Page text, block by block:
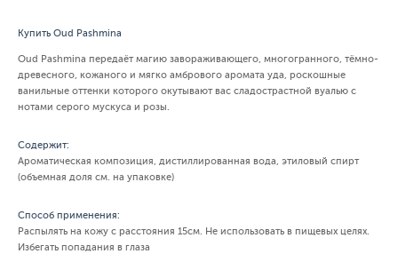
Купить Oud Pashmina
Oud Pashmina передаёт магию завораживающего, многогранного, тёмно-
древесного, кожаного и мягко амбрового аромата уда, роскошные
ванильные оттенки которого окутывают вас сладострастной вуалью с
нотами серого мускуса и розы.
Содержит:
Ароматическая композиция, дистиллированная вода, этиловый спирт
(объемная доля см. на упаковке)
Способ применения:
Распылять на кожу с расстояния 15см. Не использовать в пищевых целях.
Избегать попадания в глаза